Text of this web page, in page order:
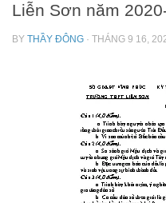
Liễn Sơn năm
BY THẦY ĐÔNG · THÁNG 9 16,